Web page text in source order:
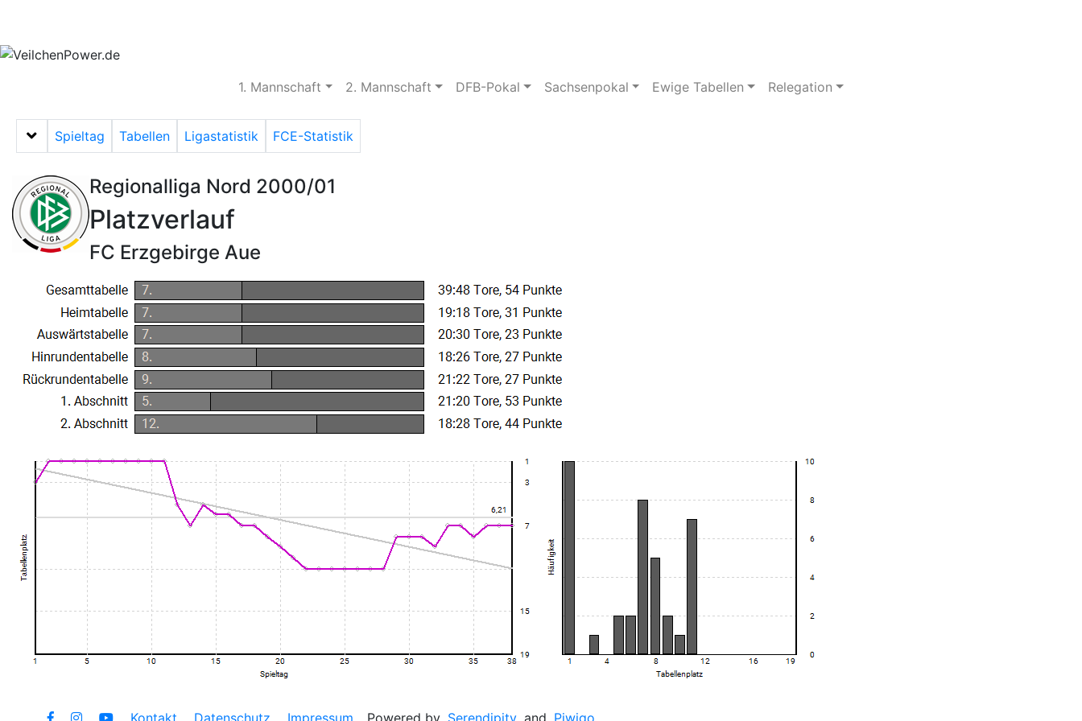
1. Mannschaft 2. Mannschaft DFB-Pokal Sachsenpokal Ewige Tabellen Relegation
Menü auf-/zuklappen
Spieltag Tabellen Ligastatistik FCE-Statistik
Regionalliga Nord 2000/01
Platzverlauf
FC Erzgebirge Aue
Kontakt Datenschutz Impressum Powered by Serendipity and Piwigo